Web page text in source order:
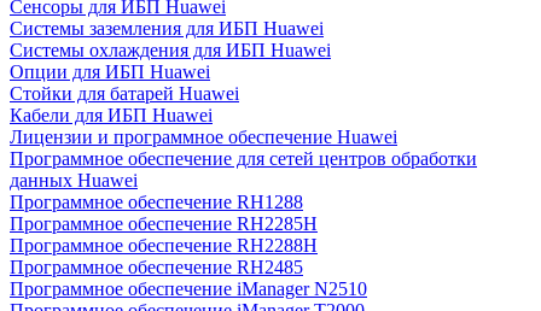
Сенсоры для ИБП Huawei
Системы заземления для ИБП Huawei
Системы охлаждения для ИБП Huawei
Опции для ИБП Huawei
Стойки для батарей Huawei
Кабели для ИБП Huawei
Лицензии и программное обеспечение Huawei
Программное обеспечение для сетей центров обработки
данных Huawei
Программное обеспечение RH1288
Программное обеспечение RH2285H
Программное обеспечение RH2288H
Программное обеспечение RH2485
Программное обеспечение iManager N2510